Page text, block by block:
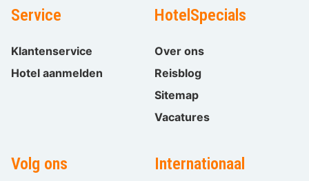
Service
Klantenservice
Hotel aanmelden
HotelSpecials
Over ons
Reisblog
Sitemap
Vacatures
Volg ons Internationaal